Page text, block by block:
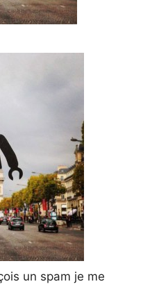
un spam je me